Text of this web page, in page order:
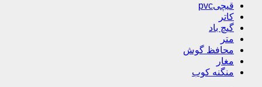
قیچیpvc
کاتر
گیچ باد
متر
محافظ گوش
مغار
منگنه کوب